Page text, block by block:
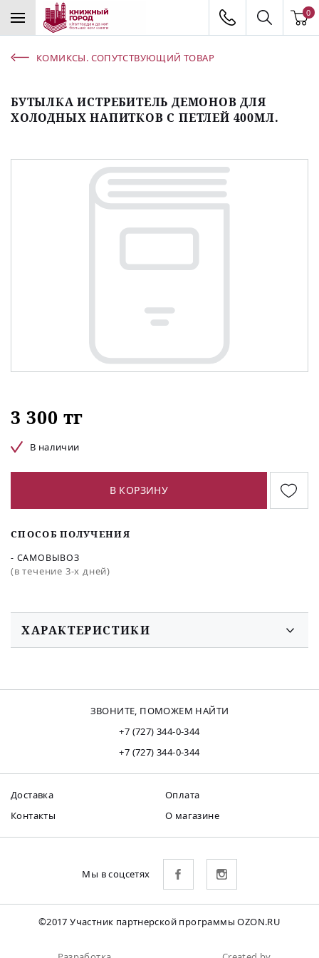
0
КОМИКСЫ. СОПУТСТВУЮЩИЙ ТОВАР
БУТЫЛКА ИСТРЕБИТЕЛЬ ДЕМОНОВ ДЛЯ
ХОЛОДНЫХ НАПИТКОВ С ПЕТЛЕЙ 400МЛ.
3 300 тг
В наличии
В КОРЗИНУ
СПОСОБ ПОЛУЧЕНИЯ
- САМОВЫВОЗ
(в течение 3-х дней)
ХАРАКТЕРИСТИКИ
ЗВОНИТЕ, ПОМОЖЕМ НАЙТИ
+7 (727) 344-0-344
+7 (727) 344-0-344
Доставка
Оплата
Контакты
О магазине
Мы в соцсетях
©2017 Участник партнерской программы OZON.RU